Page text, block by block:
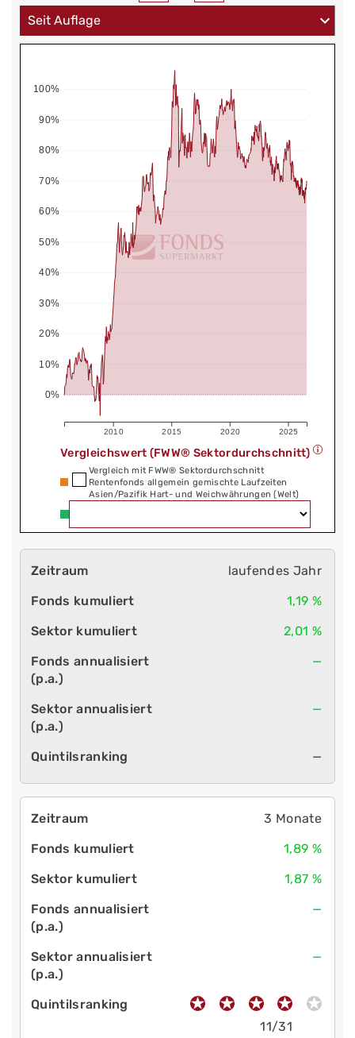
2010 2015 2020 2025
0%
10%
20%
30%
40%
50%
60%
70%
80%
90%
100%
Vergleichswert (FWW® Sektordurchschnitt)
Vergleich mit FWW® Sektordurchschnitt
Rentenfonds allgemein gemischte Laufzeiten
Asien/Pazifik Hart- und Weichwährungen (Welt)
laufendes Jahr
1,19 %
2,01 %
—
—
—
3 Monate
1,89 %
1,87 %
—
—
11/31